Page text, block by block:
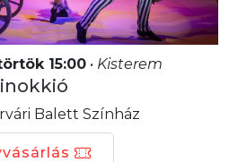
15:00 • Kisterem
Balett Színház